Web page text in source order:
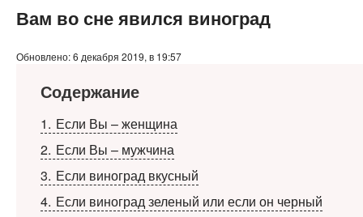
Вам во сне явился виноград
Обновлено: 6 декабря 2019, в 19:57
Содержание
1
Если Вы – женщина
2 Если Вы – мужчина
3 Если виноград вкусный
4 Если виноград зеленый или если он черный